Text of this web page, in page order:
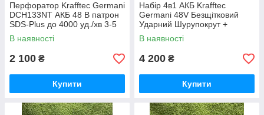
Перфоратор Krafftec Germani
DCH133NT АКБ 48 В патрон
SDS-Plus до 4000 уд./хв 3-5
Дж
В наявності
2 100 ₴
Купити
Набір 4в1 АКБ Krafftec
Germani 48V Безщітковий
Ударний Шурупокрут +
Перфоратор + Болгарка +
Гайковерт Набір 4в1
Німеччина Синій
В наявності
4 200 ₴
Купити